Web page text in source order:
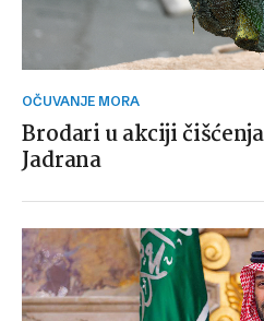
OČUVANJE MORA
Brodari u akciji
Jadrana